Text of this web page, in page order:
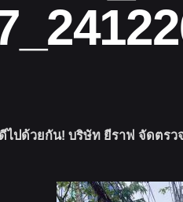
ไปด้วยกัน! บริษัท ยีราฟ จัดตรว